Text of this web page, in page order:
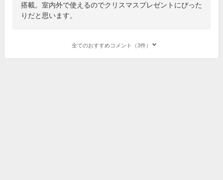
搭載。室内外で使えるのでクリスマスプレゼントにぴった
りだと思います。
全てのおすすめコメント（3件）